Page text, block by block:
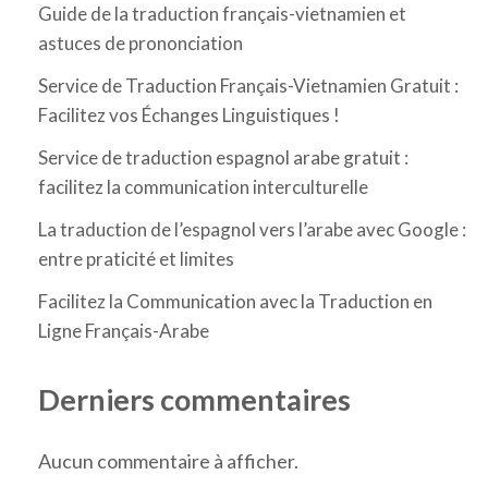
Guide de la traduction français-vietnamien et
astuces de prononciation
Service de Traduction Français-Vietnamien Gratuit :
Facilitez vos Échanges Linguistiques !
Service de traduction espagnol arabe gratuit :
facilitez la communication interculturelle
La traduction de l’espagnol vers l’arabe avec Google :
entre praticité et limites
Facilitez la Communication avec la Traduction en
Ligne Français-Arabe
Derniers commentaires
Aucun commentaire à afficher.